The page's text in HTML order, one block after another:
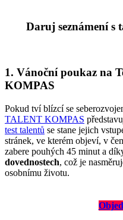
Daruj seznámení s
1. Vánoční poukaz na
KOMPAS
Pokud tví blízcí se
TALENT KOMPAS
test talentů se stane jejich
stránek, ve kterém objeví, v
zabere pouhých 45 minut a
dovednostech, což je
osobnímu životu.